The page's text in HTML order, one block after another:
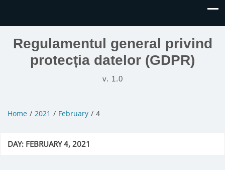
Regulamentul general privind
protecția datelor (GDPR)
v. 1.0
Home 2021 February 4
DAY: FEBRUARY 4, 2021